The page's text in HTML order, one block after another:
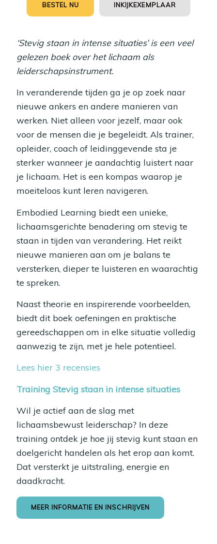
BESTEL NU INKIJKEXEMPLAAR
‘Stevig staan in intense situaties’ is een veel
gelezen boek over het lichaam als
leiderschapsinstrument.
In veranderende tijden ga je op zoek naar
nieuwe ankers en andere manieren van
werken. Niet alleen voor jezelf, maar ook
voor de mensen die je begeleidt. Als trainer,
opleider, coach of leidinggevende sta je
sterker wanneer je aandachtig luistert naar
je lichaam. Het is een kompas waarop je
moeiteloos kunt leren navigeren.
Embodied Learning biedt een unieke,
lichaamsgerichte benadering om stevig te
staan in tijden van verandering. Het reikt
nieuwe manieren aan om je balans te
versterken, dieper te luisteren en waarachtig
te spreken.
Naast theorie en inspirerende voorbeelden,
biedt dit boek oefeningen en praktische
gereedschappen om in elke situatie volledig
aanwezig te zijn, met je hele potentieel.
Lees hier 3 recensies
Training Stevig staan in intense situaties
Wil je actief aan de slag met
lichaamsbewust leiderschap? In deze
training ontdek je hoe jij stevig kunt staan en
doelgericht handelen als het erop aan komt.
Dat versterkt je uitstraling, energie en
daadkracht.
MEER INFORMATIE EN INSCHRIJVEN